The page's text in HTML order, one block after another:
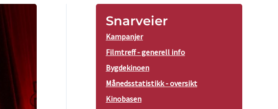
Snarveier
Kampanjer
Filmtreff - generell info
Bygdekinoen
Månedsstatistikk - oversikt
Kinobasen